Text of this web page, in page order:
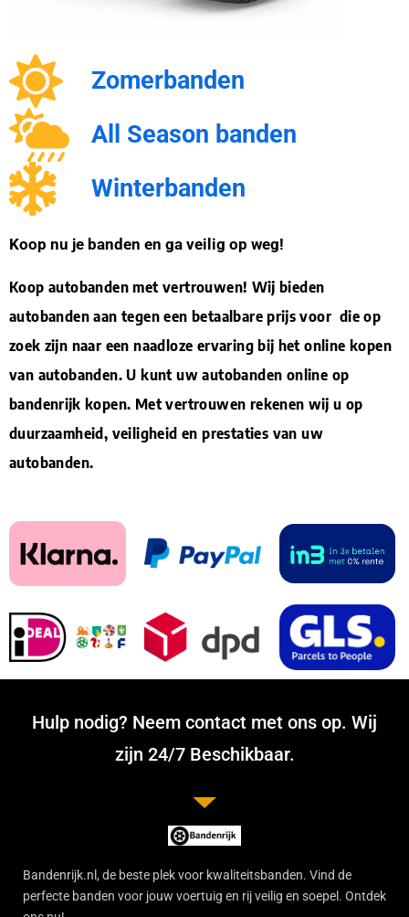
Zomerbanden
All Season banden
Winterbanden
Koop nu je banden en ga veilig op weg!
Koop autobanden met vertrouwen! Wij bieden
autobanden aan tegen een betaalbare prijs voor die op
zoek zijn naar een naadloze ervaring bij het online kopen
van autobanden. U kunt uw autobanden online op
bandenrijk kopen. Met vertrouwen rekenen wij u op
duurzaamheid, veiligheid en prestaties van uw
autobanden.
Hulp nodig? Neem contact met ons op. Wij
zijn 24/7 Beschikbaar.
Bandenrijk.nl, de beste plek voor kwaliteitsbanden. Vind de
perfecte banden voor jouw voertuig en rij veilig en soepel. Ontdek